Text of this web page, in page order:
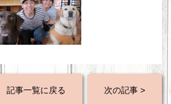
記事一覧に戻る 次の記事 >